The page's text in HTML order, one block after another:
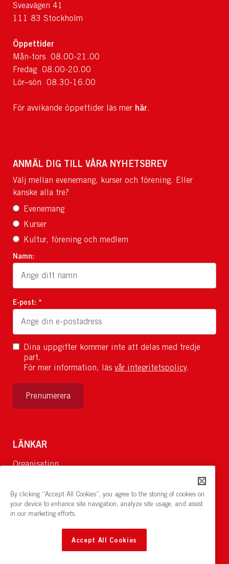
Sveavägen 41
111 83 Stockholm
Öppettider
Mån-tors 08.00-21.00
Fredag 08.00-20.00
Lör–sön 08.30-16.00
För avvikande öppettider läs mer här.
ANMÄL DIG TILL VÅRA NYHETSBREV
Välj mellan evenemang, kurser och förening. Eller
kanske alla tre?
Evenemang
Kurser
Kultur, förening och medlem
Namn:
E-post: *
Dina uppgifter kommer inte att delas med tredje
part.
För mer information, läs vår integritetspolicy.
Prenumerera
LÄNKAR
Organisation
Lediga jobb
Nyheter och pressrum
Restaurang och konferens: cirkelnstockholm.se
By clicking “Accept All Cookies”, you agree to the storing of cookies on
your device to enhance site navigation, analyze site usage, and assist
in our marketing efforts.
Accept All Cookies